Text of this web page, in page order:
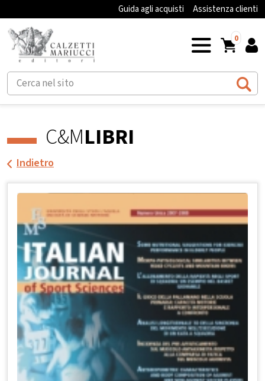
Guida agli acquisti Assistenza clienti
0
C&MLIBRI
Indietro